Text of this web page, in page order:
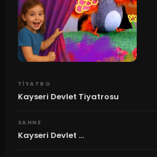
TIYATRO
Kayseri Devlet Tiyatrosu
SAHNE
Kayseri Devlet ...